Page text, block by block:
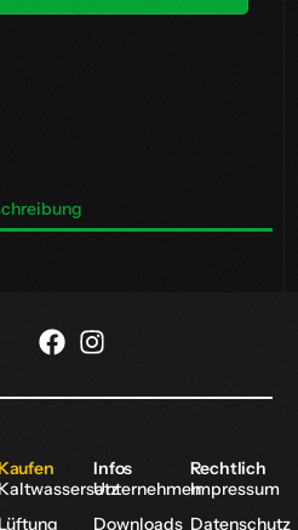
Kaltwassersatz
Lüftung
Infos
Unternehmen
Downloads
Rechtlich
Impressum
Datenschutz